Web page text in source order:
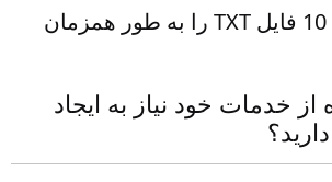
شما می توانید تا 10 فایل TXT را به طور همزمان
از خدمات خود نیاز به ایجاد